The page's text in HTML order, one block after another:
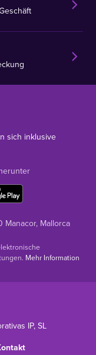
sich inklusive
Manacor, Mallorca
Mehr Information
IP, SL